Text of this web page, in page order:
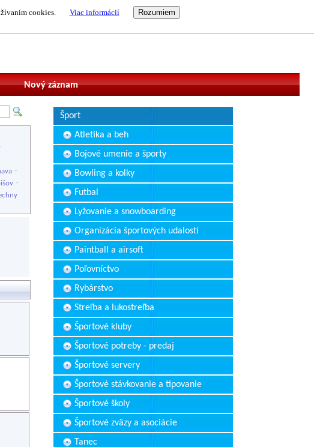
cookies. Viac informácií
Nový záznam
-
-
Šport
Atletika a beh
Bojové umenie a športy
Bowling a kolky
Futbal
Lyžovanie a snowboarding
Organizácia športových udalostí
Paintball a airsoft
Poľovníctvo
Rybárstvo
Streľba a lukostreľba
Športové kluby
Športové potreby - predaj
Športové servery
Športové stávkovanie a tipovanie
Športové školy
Športové zväzy a asociácie
Tanec